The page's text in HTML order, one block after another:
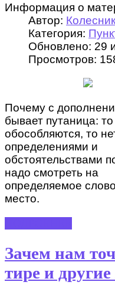
Информация о
Автор:
Категория:
Обновлено: 29
Просмотров:
Почему с
бывает путаница:
обособляются, то
определениями и
обстоятельствами
надо смотреть на
определяемое
место.
Зачем нам
тире и